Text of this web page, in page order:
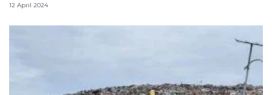
12 April 2024